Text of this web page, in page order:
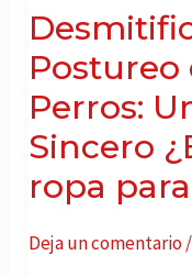
Postureo
Perros:
Sincero
ropa
Deja un comentario /
en
la
Ropa
para
Perros:
Un
Sincero